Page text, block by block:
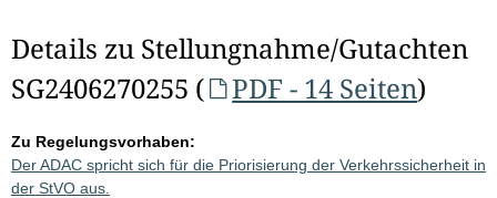
Details zu Stellungnahme/Gutachten
SG2406270255 (
PDF - 14 Seiten)
Zu Regelungsvorhaben:
Der ADAC spricht sich für die Priorisierung der Verkehrssicherheit in
der StVO aus.